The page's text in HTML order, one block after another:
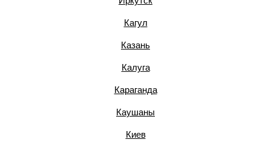
Кагул
Казань
Калуга
Караганда
Каушаны
Киев